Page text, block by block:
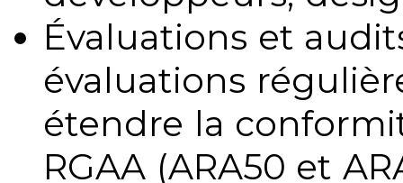
Évaluations et
évaluations
étendre la
RGAA (ARA50 et